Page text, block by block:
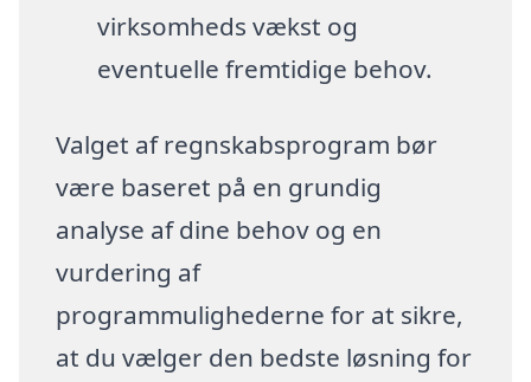
virksomheds vækst og
eventuelle fremtidige behov.
Valget af regnskabsprogram bør
være baseret på en grundig
analyse af dine behov og en
vurdering af
programmulighederne for at sikre,
at du vælger den bedste løsning for